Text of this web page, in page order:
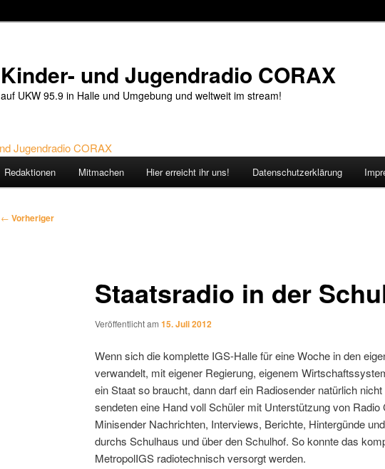
Kinder- und Jugendradio CORAX
auf UKW 95.9 in Halle und Umgebung und weltweit im stream!
Redaktionen Mitmachen Hier erreicht ihr uns! Datenschutzerklärung
Beitragsnavigation
← Vorheriger
Staatsradio in der
Veröffentlicht am 15. Juli 2012
Wenn sich die komplette IGS-Halle für eine Woche in den
verwandelt, mit eigener Regierung, eigenem
ein Staat so braucht, dann darf ein Radiosender natürlich
sendeten eine Hand voll Schüler mit Unterstützung von Radio
Minisender Nachrichten, Interviews, Berichte, Hintergünde
durchs Schulhaus und über den Schulhof. So konnte das
MetropolIGS radiotechnisch versorgt werden.